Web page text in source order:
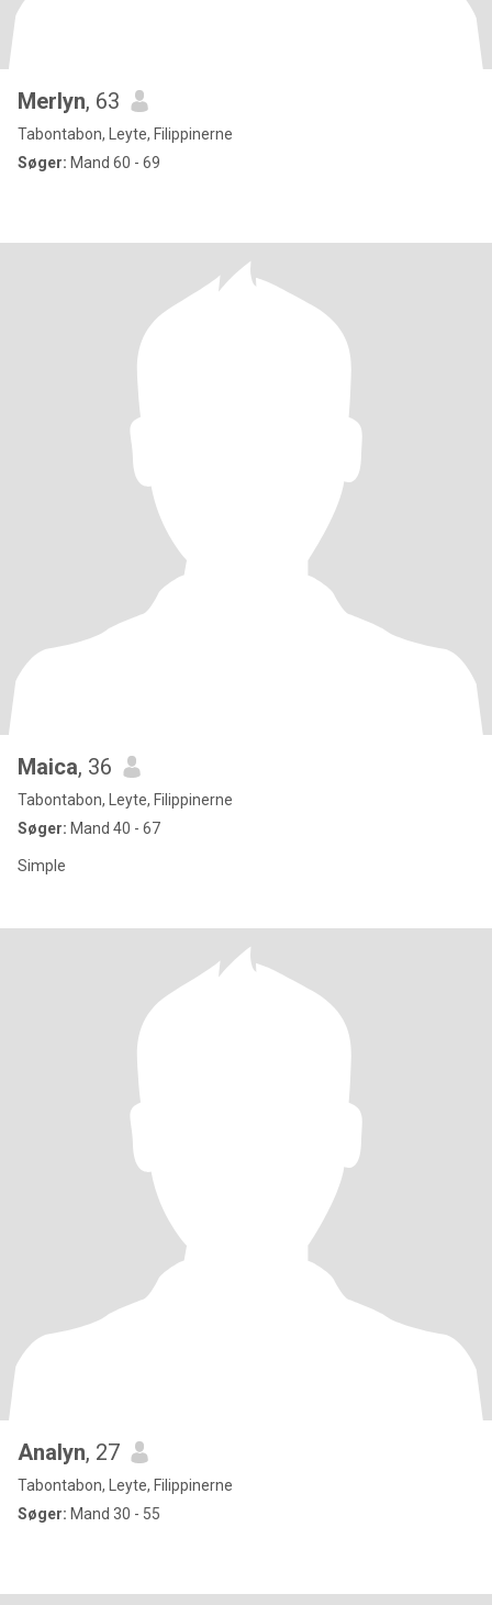
Merlyn, 63
Tabontabon, Leyte, Filippinerne
Søger: Mand 60 - 69
Maica, 36
Tabontabon, Leyte, Filippinerne
Søger: Mand 40 - 67
Simple
Analyn, 27
Tabontabon, Leyte, Filippinerne
Søger: Mand 30 - 55